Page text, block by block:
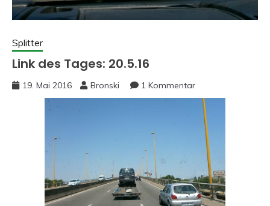
Splitter
Link des Tages: 20.5.16
19. Mai 2016 Bronski 1 Kommentar